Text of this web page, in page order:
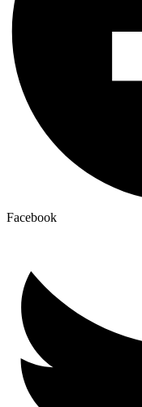
Facebook